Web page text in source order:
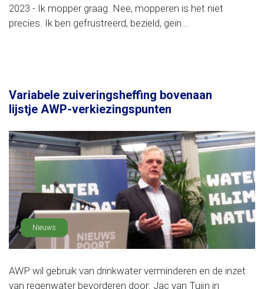
2023 - Ik mopper graag. Nee, mopperen is het niet
precies. Ik ben gefrustreerd, bezield, geïn...
Variabele zuiveringsheffing bovenaan
lijstje AWP-verkiezingspunten
Nieuws
AWP wil gebruik van drinkwater verminderen en de inzet
van regenwater bevorderen door: Jac van Tuijn in